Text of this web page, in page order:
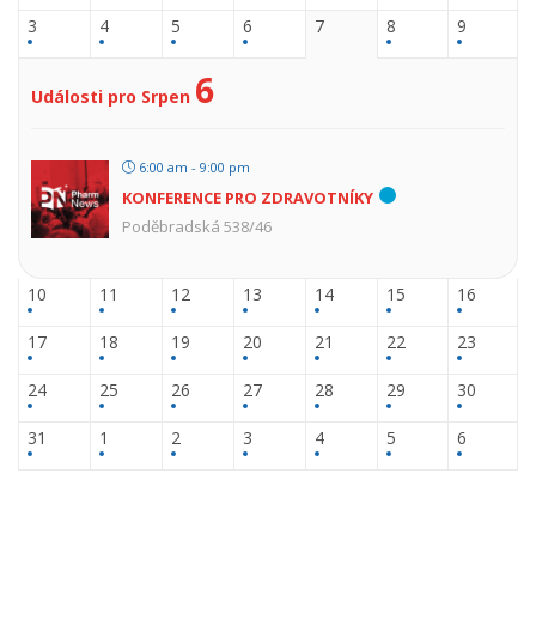
3 4 5 6 7 8 9
Události pro Srpen 6
6:00 am - 9:00 pm
KONFERENCE PRO ZDRAVOTNÍKY
Poděbradská 538/46
10 11 12 13 14 15 16
17 18 19 20 21 22 23
24 25 26 27 28 29 30
31 1 2 3 4 5 6